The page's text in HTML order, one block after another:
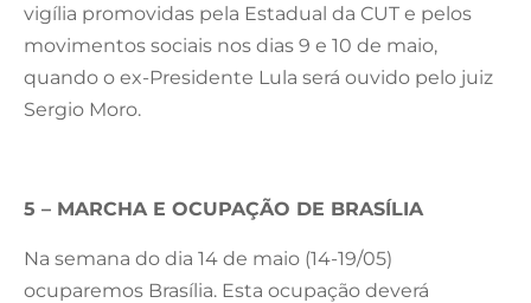
vigília promovidas pela Estadual da CUT e pelos
movimentos sociais nos dias 9 e 10 de maio,
quando o ex-Presidente Lula será ouvido pelo juiz
Sergio Moro.
5 – MARCHA E OCUPAÇÃO DE BRASÍLIA
Na semana do dia 14 de maio (14-19/05)
ocuparemos Brasília. Esta ocupação deverá